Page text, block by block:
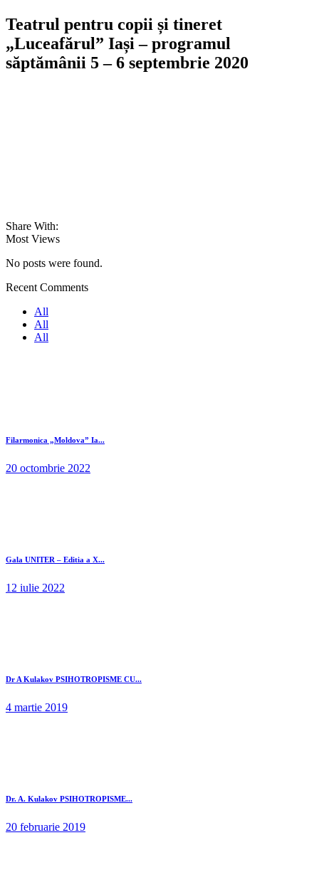
Teatrul pentru copii și tineret
„Luceafărul” Iași – programul
săptămânii 5 – 6 septembrie 2020
Share With:
Most Views
No posts were found.
Recent Comments
All
All
All
Filarmonica „Moldova” Ia...
20 octombrie 2022
Gala UNITER – Editia a X...
12 iulie 2022
Dr A Kulakov PSIHOTROPISME CU...
4 martie 2019
Dr. A. Kulakov PSIHOTROPISME...
20 februarie 2019